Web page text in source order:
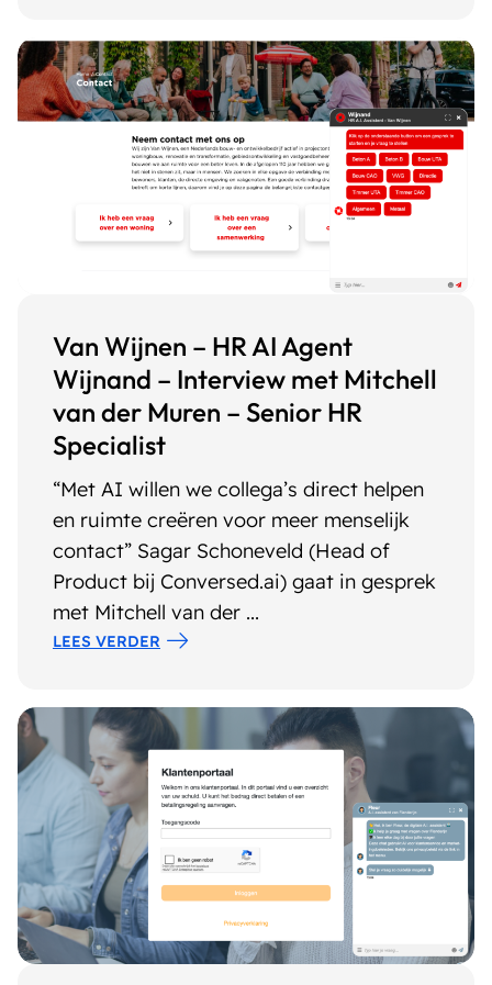
Van Wijnen – HR AI Agent
Wijnand – Interview met Mitchell
van der Muren – Senior HR
Specialist
“Met AI willen we collega’s direct helpen
en ruimte creëren voor meer menselijk
contact” Sagar Schoneveld (Head of
Product bij Conversed.ai) gaat in gesprek
met Mitchell van der ...
LEES VERDER